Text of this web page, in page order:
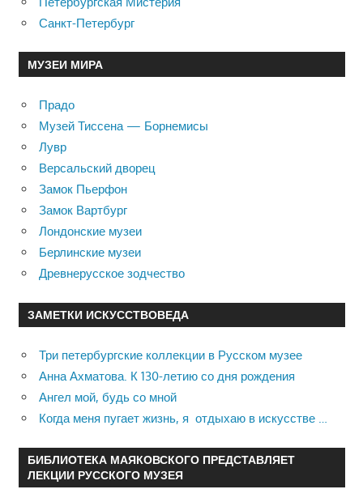
Санкт-Петербург
МУЗЕИ МИРА
Прадо
Музей Тиссена — Борнемисы
Лувр
Версальский дворец
Замок Пьерфон
Замок Вартбург
Лондонские музеи
Берлинские музеи
Древнерусское зодчество
ЗАМЕТКИ ИСКУССТВОВЕДА
Три петербургские коллекции в Русском музее
Анна Ахматова. К 130-летию со дня рождения
Ангел мой, будь со мной
Когда меня пугает жизнь, я отдыхаю в искусстве …
БИБЛИОТЕКА МАЯКОВСКОГО ПРЕДСТАВЛЯЕТ
ЛЕКЦИИ РУССКОГО МУЗЕЯ